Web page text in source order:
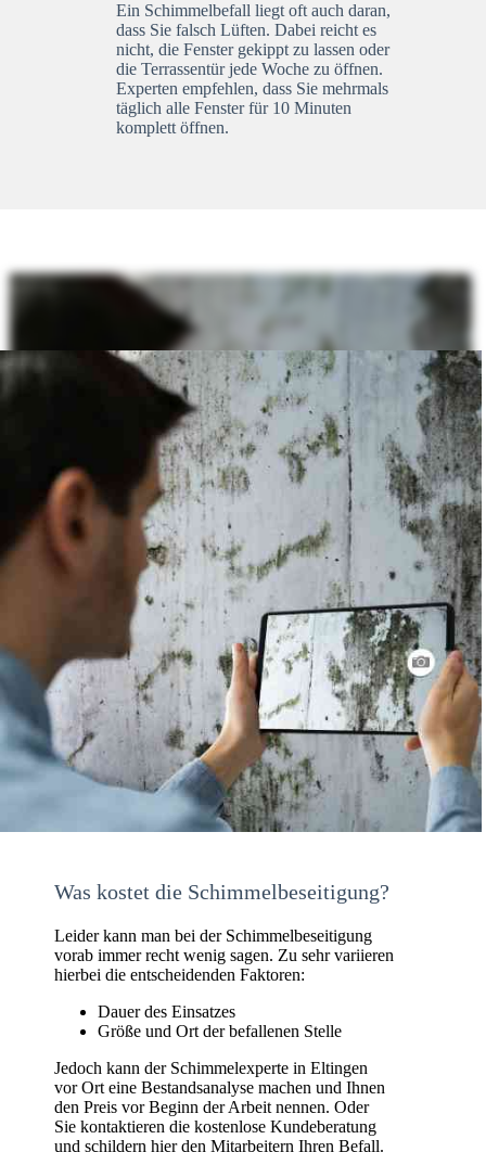
Ein Schimmelbefall liegt oft auch daran,
dass Sie falsch Lüften. Dabei reicht es
nicht, die Fenster gekippt zu lassen oder
die Terrassentür jede Woche zu öffnen.
Experten empfehlen, dass Sie mehrmals
täglich alle Fenster für 10 Minuten
komplett öffnen.
Was kostet die Schimmelbeseitigung?
Leider kann man bei der Schimmelbeseitigung
vorab immer recht wenig sagen. Zu sehr variieren
hierbei die entscheidenden Faktoren:
Dauer des Einsatzes
Größe und Ort der befallenen Stelle
Jedoch kann der Schimmelexperte in Eltingen
vor Ort eine Bestandsanalyse machen und Ihnen
den Preis vor Beginn der Arbeit nennen. Oder
Sie kontaktieren die kostenlose Kundeberatung
und schildern hier den Mitarbeitern Ihren Befall.